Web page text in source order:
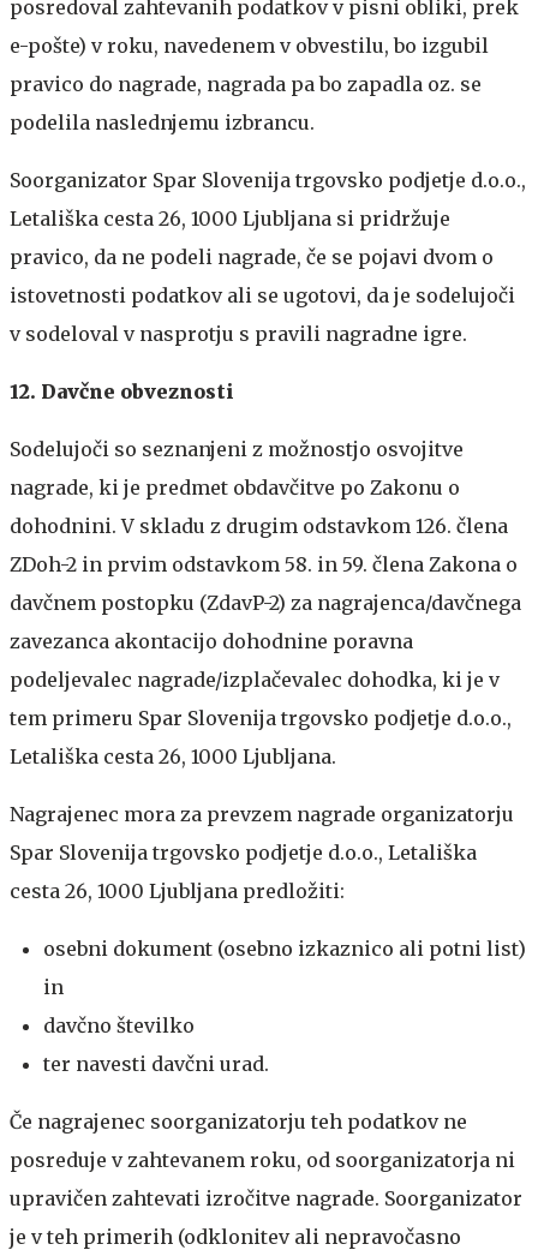
posredoval zahtevanih podatkov v pisni obliki, prek
e-pošte) v roku, navedenem v obvestilu, bo izgubil
pravico do nagrade, nagrada pa bo zapadla oz. se
podelila naslednjemu izbrancu.
Soorganizator Spar Slovenija trgovsko podjetje d.o.o.,
Letališka cesta 26, 1000 Ljubljana si pridržuje
pravico, da ne podeli nagrade, če se pojavi dvom o
istovetnosti podatkov ali se ugotovi, da je sodelujoči
v sodeloval v nasprotju s pravili nagradne igre.
12. Davčne obveznosti
Sodelujoči so seznanjeni z možnostjo osvojitve
nagrade, ki je predmet obdavčitve po Zakonu o
dohodnini. V skladu z drugim odstavkom 126. člena
ZDoh-2 in prvim odstavkom 58. in 59. člena Zakona o
davčnem postopku (ZdavP-2) za nagrajenca/davčnega
zavezanca akontacijo dohodnine poravna
podeljevalec nagrade/izplačevalec dohodka, ki je v
tem primeru Spar Slovenija trgovsko podjetje d.o.o.,
Letališka cesta 26, 1000 Ljubljana.
Nagrajenec mora za prevzem nagrade organizatorju
Spar Slovenija trgovsko podjetje d.o.o., Letališka
cesta 26, 1000 Ljubljana predložiti:
osebni dokument (osebno izkaznico ali potni list)
in
davčno številko
ter navesti davčni urad.
Če nagrajenec soorganizatorju teh podatkov ne
posreduje v zahtevanem roku, od soorganizatorja ni
upravičen zahtevati izročitve nagrade. Soorganizator
je v teh primerih (odklonitev ali nepravočasno